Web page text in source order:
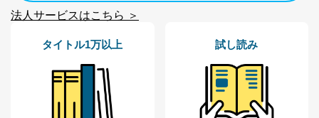
法人サービスはこちら ＞
タイトル1万以上 試し読み